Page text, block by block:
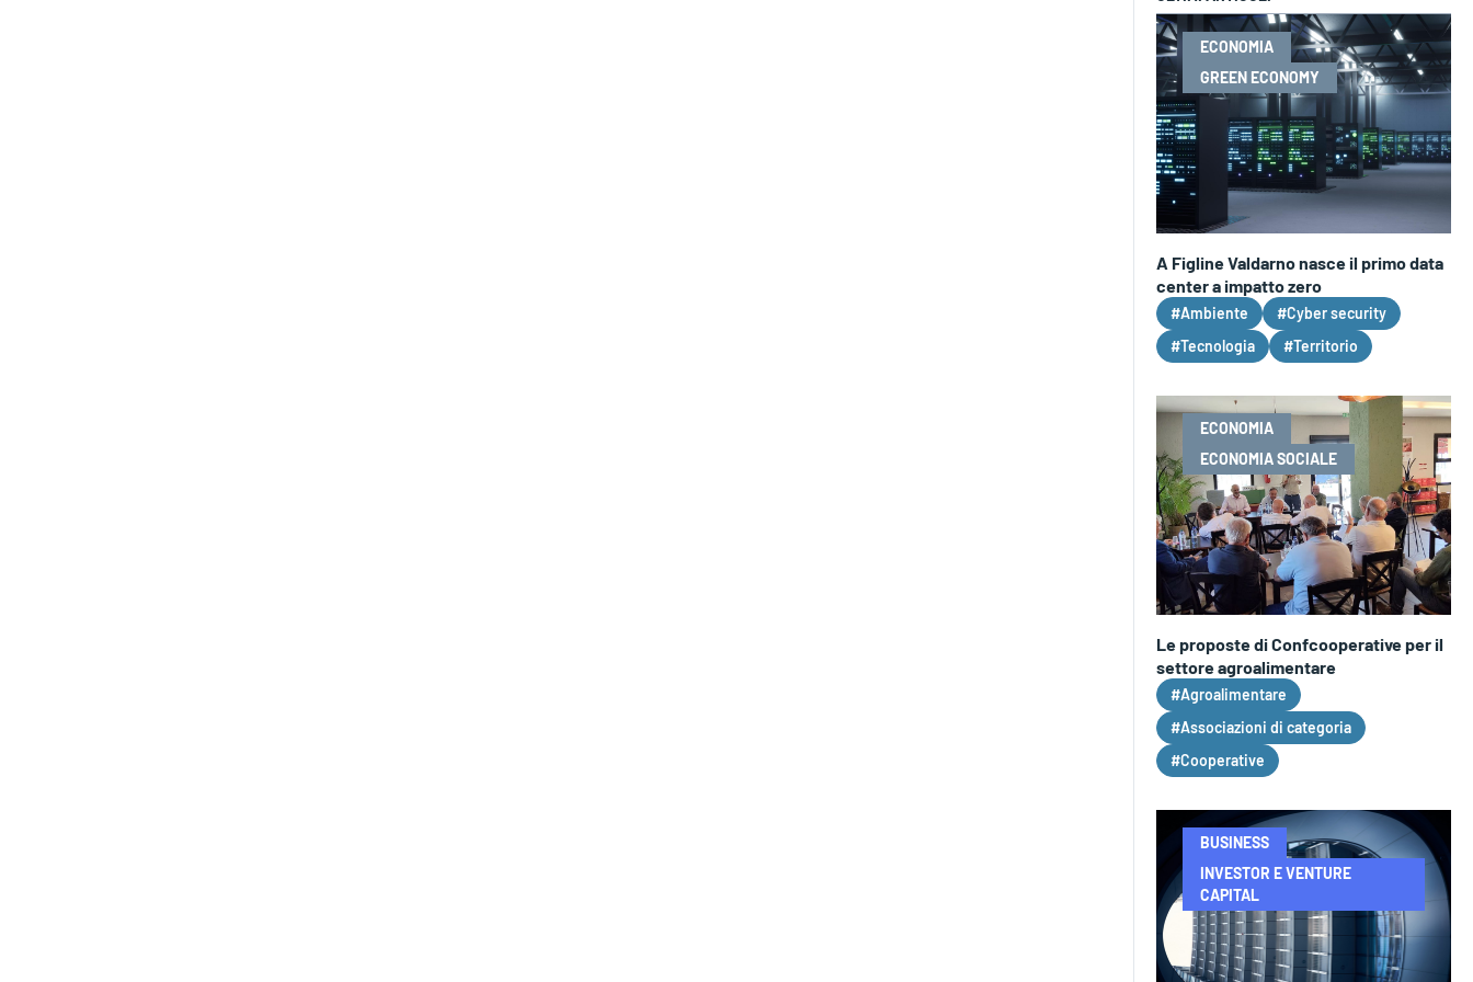
ECONOMIA
GREEN ECONOMY
A Figline Valdarno nasce il primo data
center a impatto zero
#Ambiente
#Cyber security
#Tecnologia
#Territorio
ECONOMIA
ECONOMIA SOCIALE
Le proposte di Confcooperative per il
settore agroalimentare
#Agroalimentare
#Associazioni di categoria
#Cooperative
BUSINESS
INVESTOR E VENTURE
CAPITAL